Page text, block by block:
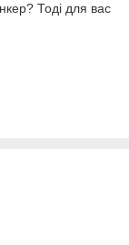
Тоді для вас